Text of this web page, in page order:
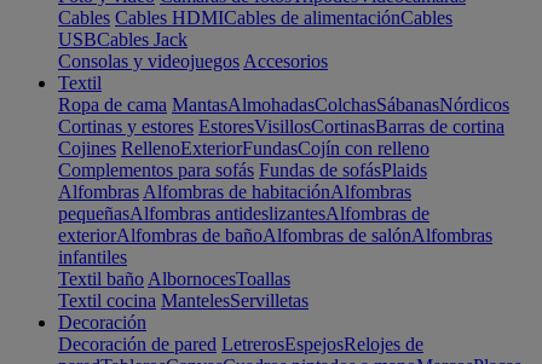
Cables Cables HDMICables de alimentaciónCables
USBCables Jack
Consolas y videojuegos Accesorios
Textil
Ropa de cama MantasAlmohadasColchasSábanasNórdicos
Cortinas y estores EstoresVisillosCortinasBarras de cortina
Cojines RellenoExteriorFundasCojín con relleno
Complementos para sofás Fundas de sofásPlaids
Alfombras Alfombras de habitaciónAlfombras
pequeñasAlfombras antideslizantesAlfombras de
exteriorAlfombras de bañoAlfombras de salónAlfombras
infantiles
Textil baño AlbornocesToallas
Textil cocina MantelesServilletas
Decoración
Decoración de pared LetrerosEspejosRelojes de